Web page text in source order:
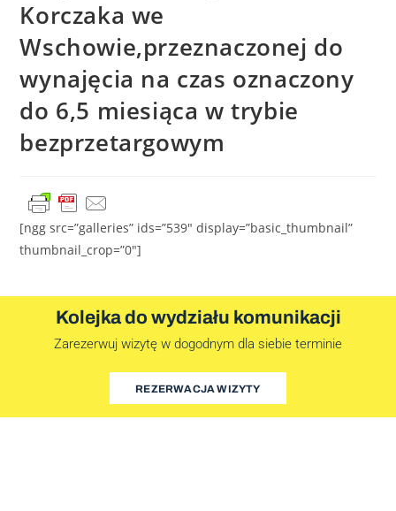
Korczaka we
Wschowie,przeznaczonej do
wynajęcia na czas oznaczony
do 6,5 miesiąca w trybie
bezprzetargowym
[ngg src=”galleries” ids=”539″ display=”basic_thumbnail”
thumbnail_crop=”0″]
Kolejka do wydziału komunikacji
Zarezerwuj wizytę w dogodnym dla siebie terminie
REZERWACJA WIZYTY